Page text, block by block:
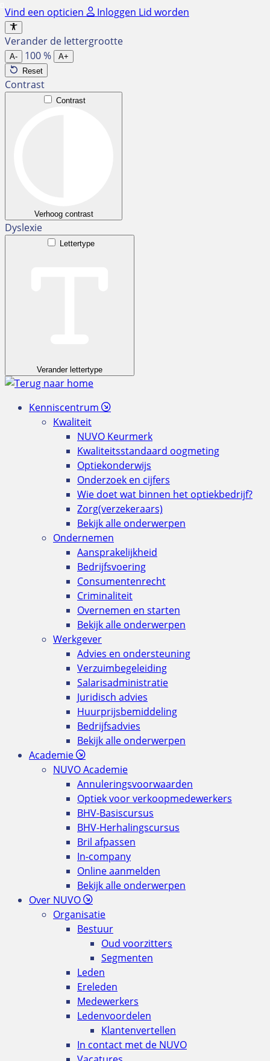
Ga
naar
de
inhoud
Vind een opticien Inloggen Lid worden
Verander de lettergrootte
A- 100%
A+
Reset
Contrast
Contrast
Verhoog contrast
Dyslexie
Lettertype
Verander lettertype
Kenniscentrum
Kwaliteit
NUVO Keurmerk
Kwaliteitsstandaard oogmeting
Optiekonderwijs
Onderzoek en cijfers
Wie doet wat binnen het optiekbedrijf?
Zorg(verzekeraars)
Bekijk alle onderwerpen
Ondernemen
Aansprakelijkheid
Bedrijfsvoering
Consumentenrecht
Criminaliteit
Overnemen en starten
Bekijk alle onderwerpen
Werkgever
Advies en ondersteuning
Verzuimbegeleiding
Salarisadministratie
Juridisch advies
Huurprijsbemiddeling
Bedrijfsadvies
Bekijk alle onderwerpen
Academie
NUVO Academie
Annuleringsvoorwaarden
Optiek voor verkoopmedewerkers
BHV-Basiscursus
BHV-Herhalingscursus
Bril afpassen
In-company
Online aanmelden
Bekijk alle onderwerpen
Over NUVO
Organisatie
Bestuur
Oud voorzitters
Segmenten
Leden
Ereleden
Medewerkers
Ledenvoordelen
Klantenvertellen
In contact met de NUVO